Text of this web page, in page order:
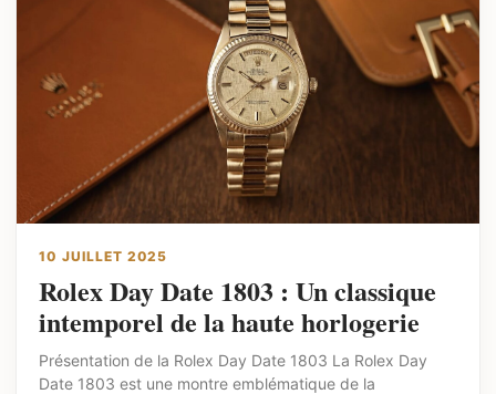
10 JUILLET 2025
Rolex Day Date 1803 : Un classique
intemporel de la haute horlogerie
Présentation de la Rolex Day Date 1803 La Rolex Day
Date 1803 est une montre emblématique de la